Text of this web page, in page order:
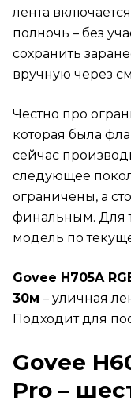
лента
полночь – без
сохранить
вручную через
Честно про
которая была
сейчас
следующее
ограничены, а
финальным. Для
модель по
Govee H705A
30м – уличная
Подходит для
Govee
Pro –